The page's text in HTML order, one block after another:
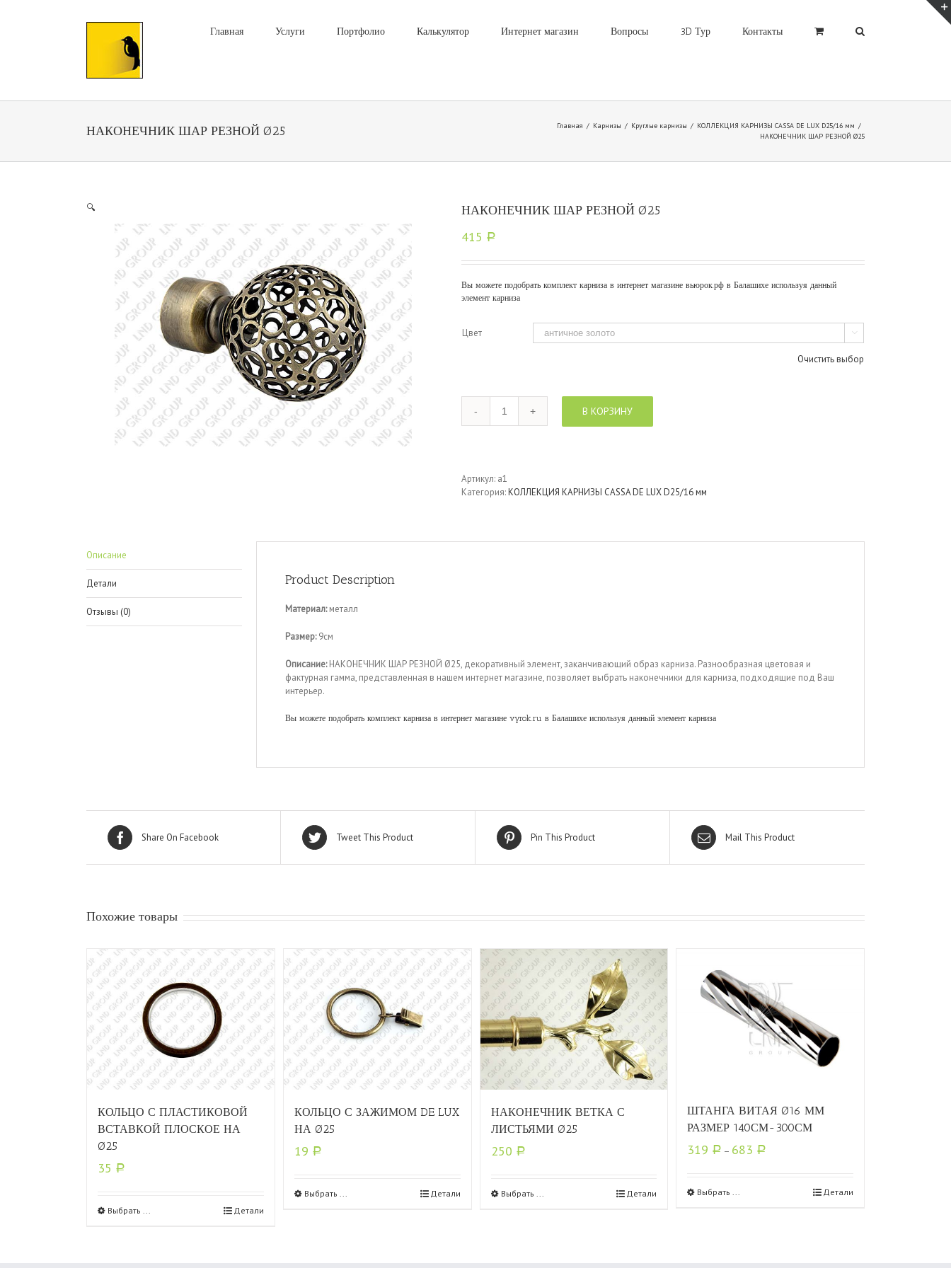
Главная Услуги Портфолио Калькулятор Интернет магазин Вопросы 3D Тур Контакты
НАКОНЕЧНИК ШАР РЕЗНОЙ Ø25 Главная / Карнизы / Круглые карнизы / КОЛЛЕКЦИЯ КАРНИЗЫ CASSA DE LUX D25/16 мм /
НАКОНЕЧНИК ШАР РЕЗНОЙ Ø25
🔍 НАКОНЕЧНИК ШАР РЕЗНОЙ Ø25
415 Р
Вы можете подобрать комплект карниза в интернет магазине вьюрок.рф в Балашихе используя данный
элемент карниза
Цвет 
Очистить выбор
В КОРЗИНУ
Артикул: a1
Категория:КОЛЛЕКЦИЯ КАРНИЗЫ CASSA DE LUX D25/16 мм
Описание
Детали
Отзывы (0)
Product Description
Материал:металл
Размер:9см
Описание:НАКОНЕЧНИК ШАР РЕЗНОЙ Ø25, декоративный элемент, заканчивающий образ карниза. Разнообразная цветовая и
фактурная гамма, представленная в нашем интернет магазине, позволяет выбрать наконечники для карниза, подходящие под Ваш
интерьер.
Вы можете подобрать комплект карниза в интернет магазине vyrok.ru в Балашихе используя данный элемент карниза
Share On Facebook Tweet This Product Pin This Product Mail This Product
Похожие товары
КОЛЬЦО С ПЛАСТИКОВОЙ
ВСТАВКОЙ ПЛОСКОЕ НА
Ø25
35 Р
Выбрать ... Детали
КОЛЬЦО С ЗАЖИМОМ DE LUX
НА Ø25
19 Р
Выбрать ... Детали
НАКОНЕЧНИК ВЕТКА С
ЛИСТЬЯМИ Ø25
250 Р
Выбрать ... Детали
ШТАНГА ВИТАЯ Ø16 ММ
РАЗМЕР 140СМ-300СМ
319 Р – 683 Р
Выбрать ... Детали